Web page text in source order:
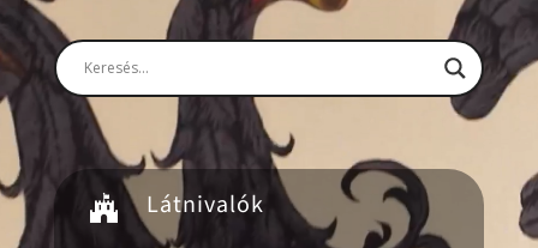
 Látnivalók